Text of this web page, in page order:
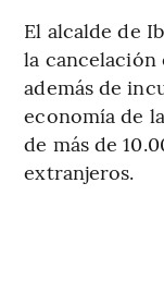
El alcalde de
la cancelación
además de
economía de
de más de
extranjeros.